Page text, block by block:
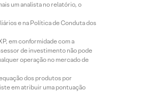
um analista no relatório, o
e na Política de Conduta dos
em conformidade com a
de investimento não pode
operação no mercado de
dos produtos por
em atribuir uma pontuação